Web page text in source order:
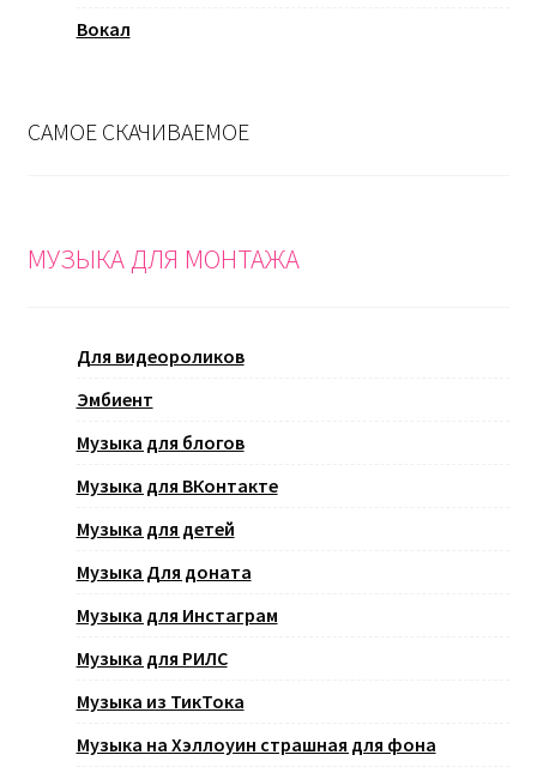
Вокал
САМОЕ СКАЧИВАЕМОЕ
МУЗЫКА ДЛЯ МОНТАЖА
Для видеороликов
Эмбиент
Музыка для блогов
Музыка для ВКонтакте
Музыка для детей
Музыка Для доната
Музыка для Инстаграм
Музыка для РИЛС
Музыка из ТикТока
Музыка на Хэллоуин страшная для фона